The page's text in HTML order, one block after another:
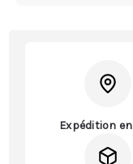
Expédition